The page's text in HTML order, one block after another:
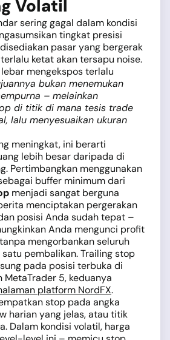
Volatil
sering gagal dalam kondisi
tingkat presisi
pasar yang bergerak
ketat akan tersapu noise.
mengekspos terlalu
bukan menemukan
– melainkan
di titik di mana tesis trade
lalu menyesuaikan ukuran
meningkat, ini berarti
lebih besar daripada di
Pertimbangkan menggunakan
buffer minimum dari
menjadi sangat berguna
menciptakan pergerakan
posisi Anda sudah tepat –
Anda mengunci profit
mengorbankan seluruh
pembalikan. Trailing stop
pada posisi terbuka di
MetaTrader 5, keduanya
platform NordFX.
stop pada angka
harian yang jelas, atau titik
Dalam kondisi volatil, harga